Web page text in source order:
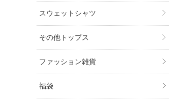
スウェットシャツ
その他トップス
ファッション雑貨
福袋